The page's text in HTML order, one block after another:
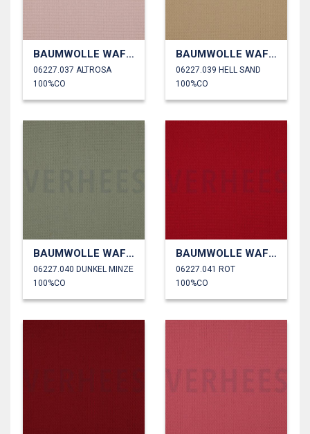
BAUMWOLLE WAFFEL
06227.037 ALTROSA
100%CO
BAUMWOLLE WAFFEL
06227.039 HELL SAND
100%CO
BAUMWOLLE WAFFEL
06227.040 DUNKEL MINZE
100%CO
BAUMWOLLE WAFFEL
06227.041 ROT
100%CO